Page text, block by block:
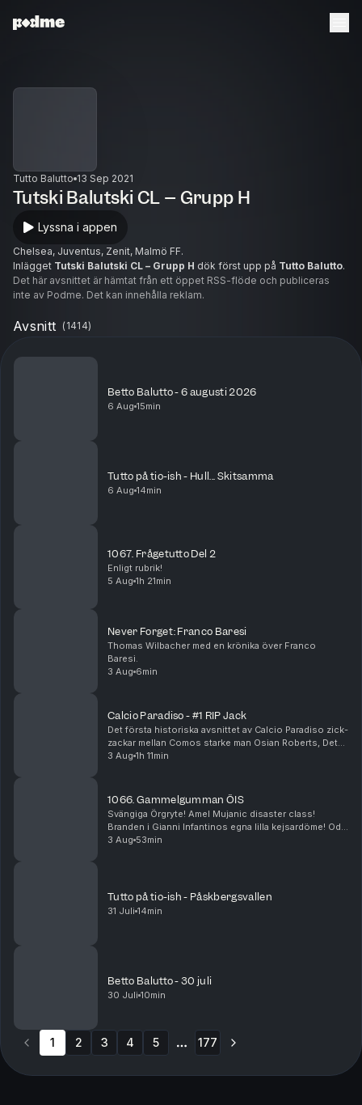
Tutto Balutto 13 Sep 2021
Tutski Balutski CL – Grupp H
Lyssna i appen
Chelsea, Juventus, Zenit, Malmö FF.
Inlägget Tutski Balutski CL – Grupp H dök först upp på Tutto Balutto.
Det här avsnittet är hämtat från ett öppet RSS-flöde och publiceras
inte av Podme. Det kan innehålla reklam.
Avsnitt (1414)
Betto Balutto - 6 augusti 2026
6 Aug 15min
Tutto på tio-ish - Hull... Skitsamma
6 Aug 14min
1067. Frågetutto Del 2
Enligt rubrik!
5 Aug 1h 21min
Never Forget: Franco Baresi
Thomas Wilbacher med en krönika över Franco
Baresi.
3 Aug 6min
Calcio Paradiso - #1 RIP Jack
Det första historiska avsnittet av Calcio Paradiso zick-
zackar mellan Comos starke man Osian Roberts, Det
Nya Juve, Leaos ickebefintliga dragningskraft,
3 Aug 1h 11min
1066. Gammelgumman ÖIS
Svängiga Örgryte! Amel Mujanic disaster class!
Branden i Gianni Infantinos egna lilla kejsardöme! Ode
till Franco Baresi!
3 Aug 53min
Tutto på tio-ish - Påskbergsvallen
31 Juli 14min
Betto Balutto - 30 juli
30 Juli 10min
1 2 3 4 5 177